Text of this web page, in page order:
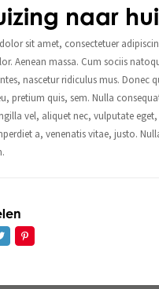
naar
sit amet, consectetuer
Aenean massa. Cum sociis
nascetur ridiculus mus. Donec
pretium quis, sem. Nulla
vel, aliquet nec, vulputate
a, venenatis vitae, justo.